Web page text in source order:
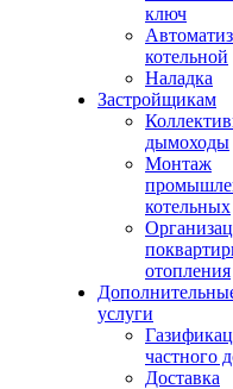
ключ
котельной
Наладка
Застройщикам
дымоходы
Монтаж
котельных
отопления
услуги
частного
Доставка